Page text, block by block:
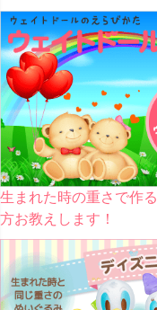
生まれた時の重さで作
方お教えします！